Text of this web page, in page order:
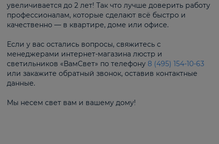
увеличивается до 2 лет! Так что лучше доверить работу
профессионалам, которые сделают всё быстро и
качественно — в квартире, доме или офисе.
Если у вас остались вопросы, свяжитесь с
менеджерами интернет-магазина люстр и
светильников «ВамСвет» по телефону 8 (495) 154-10-63
или закажите обратный звонок, оставив контактные
данные.
Мы несем свет вам и вашему дому!